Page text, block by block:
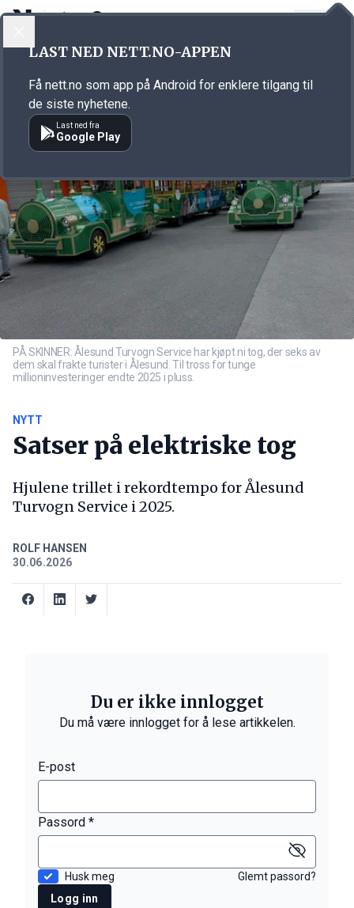
Annonsørinnhold
PÅ SKINNER: Ålesund Turvogn Service har kjøpt ni tog, der seks av
dem skal frakte turister i Ålesund. Til tross for tunge
millioninvesteringer endte 2025 i pluss.
NYTT
Satser på elektriske tog
Hjulene trillet i rekordtempo for Ålesund
Turvogn Service i 2025.
ROLF HANSEN
30.06.2026
Du er ikke innlogget
Du må være innlogget for å lese artikkelen.
E-post
Passord *
Husk meg
Glemt passord?
Logg inn
LAST NED NETT.NO-APPEN
Få nett.no som app på Android for enklere tilgang til
de siste nyhetene.
Last ned fra
Google Play